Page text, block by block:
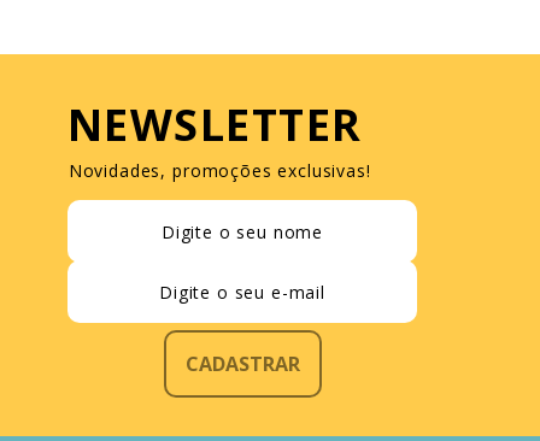
NEWSLETTER
Novidades, promoções exclusivas!
CADASTRAR